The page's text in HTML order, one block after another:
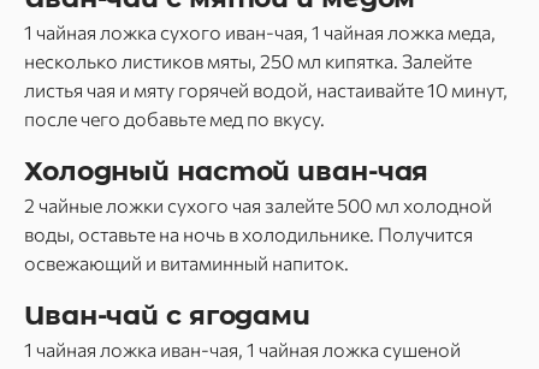
1 чайная ложка сухого иван-чая, 1 чайная ложка меда,
несколько листиков мяты, 250 мл кипятка. Залейте
листья чая и мяту горячей водой, настаивайте 10 минут,
после чего добавьте мед по вкусу.
Холодный настой иван-чая
2 чайные ложки сухого чая залейте 500 мл холодной
воды, оставьте на ночь в холодильнике. Получится
освежающий и витаминный напиток.
Иван-чай с ягодами
1 чайная ложка иван-чая, 1 чайная ложка сушеной